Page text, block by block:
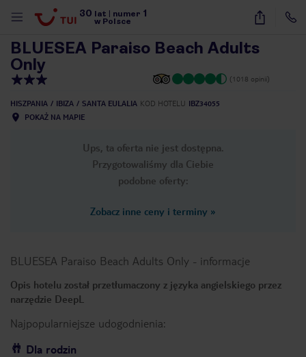
30 lat numer 1
w Polsce
40
BLUESEA Paraiso Beach Adults
Only
(1018 opinii)
HISZPANIA IBIZA SANTA EULALIA KOD HOTELU IBZ34055
POKAŻ NA MAPIE
Ups, ta oferta nie jest dostępna.
Przygotowaliśmy dla Ciebie
podobne oferty:
Zobacz inne ceny i terminy »
BLUESEA Paraiso Beach Adults Only - informacje
Opis hotelu został przetłumaczony z języka angielskiego przez
narzędzie DeepL
Najpopularniejsze udogodnienia:
Dla rodzin